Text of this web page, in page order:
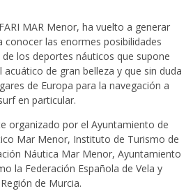
MAR Menor, ha vuelto a generar
conocer las enormes posibilidades
los deportes náuticos que supone
de gran belleza y que sin duda
de Europa para la navegación a
en particular.
organizado por el Ayuntamiento de
Mar Menor, Instituto de Turismo de
Náutica Mar Menor, Ayuntamiento
la Federación Española de Vela y
de Murcia.